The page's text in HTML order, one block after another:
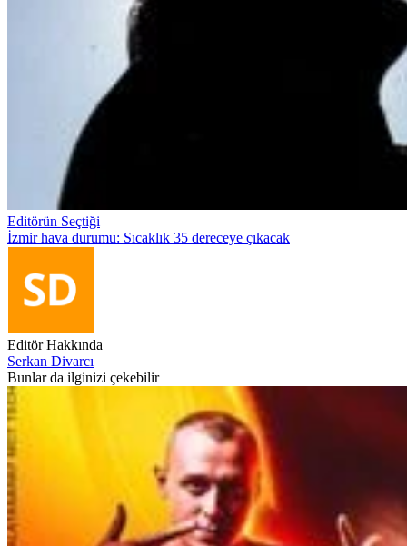
Editörün Seçtiği
İzmir hava durumu: Sıcaklık 35 dereceye çıkacak
Editör Hakkında
Serkan Divarcı
Bunlar da ilginizi çekebilir